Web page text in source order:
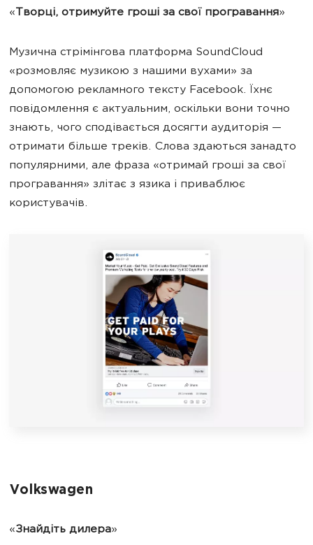
« Творці, отримуйте гроші за свої програвання»
Музична стрімінгова платформа SoundCloud
«розмовляє музикою з нашими вухами» за
допомогою рекламного тексту Facebook. Їхнє
повідомлення є актуальним, оскільки вони точно
знають, чого сподівається досягти аудиторія —
отримати більше треків. Слова здаються занадто
популярними, але фраза «отримай гроші за свої
програвання» злітає з язика і приваблює
користувачів.
Volkswagen
«Знайдіть дилера»